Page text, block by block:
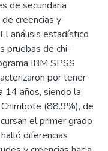
de secundaria
creencias y
análisis estadístico
pruebas de chi-
IBM SPSS
por tener
14 años, siendo la
(88.9%), de
el primer grado
diferencias